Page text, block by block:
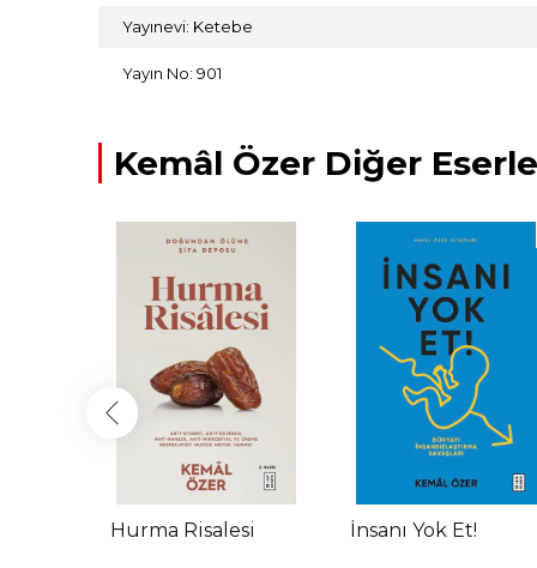
Yayınevi: Ketebe
Yayın No: 901
Kemâl Özer Diğer
Hurma Risalesi İnsanı Yok Et!